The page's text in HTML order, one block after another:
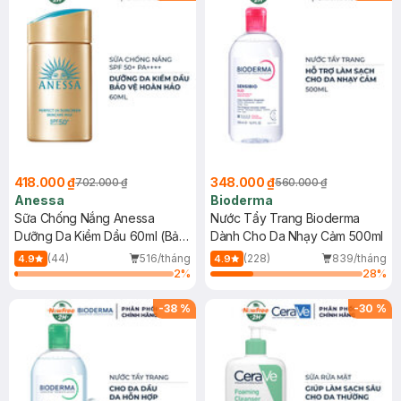
418.000 ₫702.000 ₫
Anessa
Sữa Chống Nắng Anessa
Dưỡng Da Kiềm Dầu 60ml (Bản
Mới)
4.9 (44)
516/tháng
2%
348.000 ₫560.000 ₫
Bioderma
Nước Tẩy Trang Bioderma
Dành Cho Da Nhạy Cảm 500ml
4.9 (228)
839/tháng
28%
-38 % -30 %